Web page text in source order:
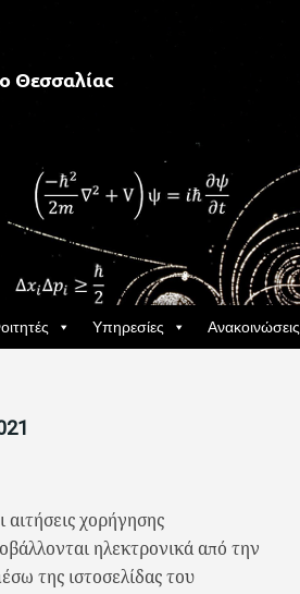
Υπηρεσίες Ανακοινώσεις
χορήγησης
ηλεκτρονικά από την
της ιστοσελίδας του